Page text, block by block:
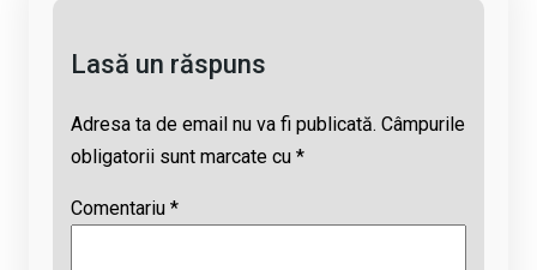
Lasă un răspuns
Adresa ta de email nu va fi publicată. Câmpurile
obligatorii sunt marcate cu *
Comentariu *